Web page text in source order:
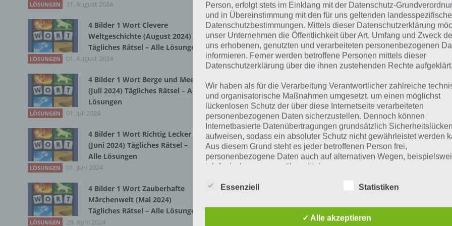
Bei dieser Lösung handelt es sich um das tägliche Bonus
wir noch die Links beispielsweise zum täglichen Rätsel und
Tägliches Rätsel:Zur Lösung vom 24.10.2019
Schau mal, was vor einem Jahr,
gesucht war
Zur Übersicht:4 Bilder 1 Wort Lösungen zu Halloween im
LÖSUNGEN 31. August 2024
4 Bilder 1 Wort Clevere
Weltgeschichte (August 2024)
Tägliches Rätsel – Alle Lösungen
LÖSUNGEN 01. August 2024
4 Bilder 1 Wort Berge und Meer
(Juli 2024) Tägliches Rätsel – Alle
Lösungen
LÖSUNGEN 01. Juli 2024
4 Bilder 1 Wort Richtig Lecker
(Juni 2024) Tägliches Rätsel –
Alle Lösungen
LÖSUNGEN 01. Juni 2024
4 Bilder 1 Wort Zauberhafte
Märchenwelt (Mai 2024)
Tägliches Rätsel – Alle Lösungen
LÖSUNGEN 29. April 2024
Person, erfolgt stets im Einklang mit der Datenschutz-
und in Übereinstimmung mit den für uns geltenden
Datenschutzbestimmungen. Mittels dieser Datenschutzerklärung
unser Unternehmen die Öffentlichkeit über Art, Umfang und Zweck
uns erhobenen, genutzten und verarbeiteten personenbezogenen
informieren. Ferner werden betroffene Personen mittels dieser
Datenschutzerklärung über die ihnen zustehenden Rechte aufgeklärt.
Wir haben als für die Verarbeitung Verantwortlicher zahlreiche
und organisatorische Maßnahmen umgesetzt, um einen möglichst
lückenlosen Schutz der über diese Internetseite verarbeiteten
personenbezogenen Daten sicherzustellen. Dennoch können
Internetbasierte Datenübertragungen grundsätzlich Sicherheitslücken
aufweisen, sodass ein absoluter Schutz nicht gewährleistet werden
Aus diesem Grund steht es jeder betroffenen Person frei,
personenbezogene Daten auch auf alternativen Wegen,
telefonisch, an uns zu übermitteln.
Essenziell Statistiken
✓ Alle akzeptieren